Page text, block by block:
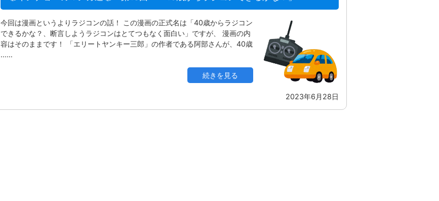
今回は漫画というよりラジコンの話！ この漫画の正式名は「40歳からラジコン
できるかな？、断言しようラジコンはとてつもなく面白い」ですが、 漫画の内
容はそのままです！ 「エリートヤンキー三郎」の作者である阿部さんが、40歳
...…
続きを見る
2023年6月28日